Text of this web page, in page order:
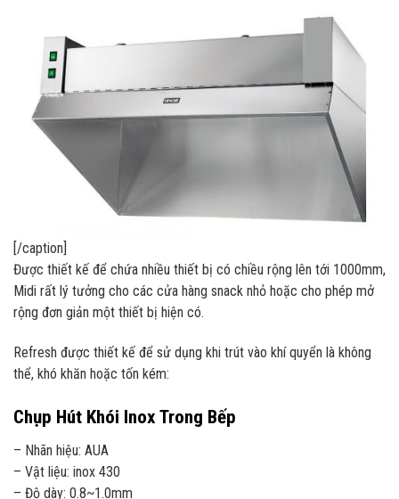
[/caption]
Được thiết kế để chứa nhiều thiết bị có chiều rộng lên tới 1000mm,
Midi rất lý tưởng cho các cửa hàng snack nhỏ hoặc cho phép mở
rộng đơn giản một thiết bị hiện có.
Refresh được thiết kế để sử dụng khi trút vào khí quyển là không
thể, khó khăn hoặc tốn kém:
Chụp Hút Khói Inox Trong Bếp
– Nhãn hiệu: AUA
– Vật liệu: inox 430
– Độ dày: 0.8~1.0mm